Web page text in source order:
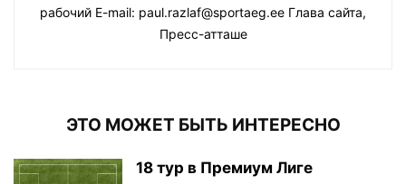
рабочий E-mail: paul.razlaf@sportaeg.ee Глава сайта,
Пресс-атташе
ЭТО МОЖЕТ БЫТЬ ИНТЕРЕСНО
18 тур в Премиум Лиге